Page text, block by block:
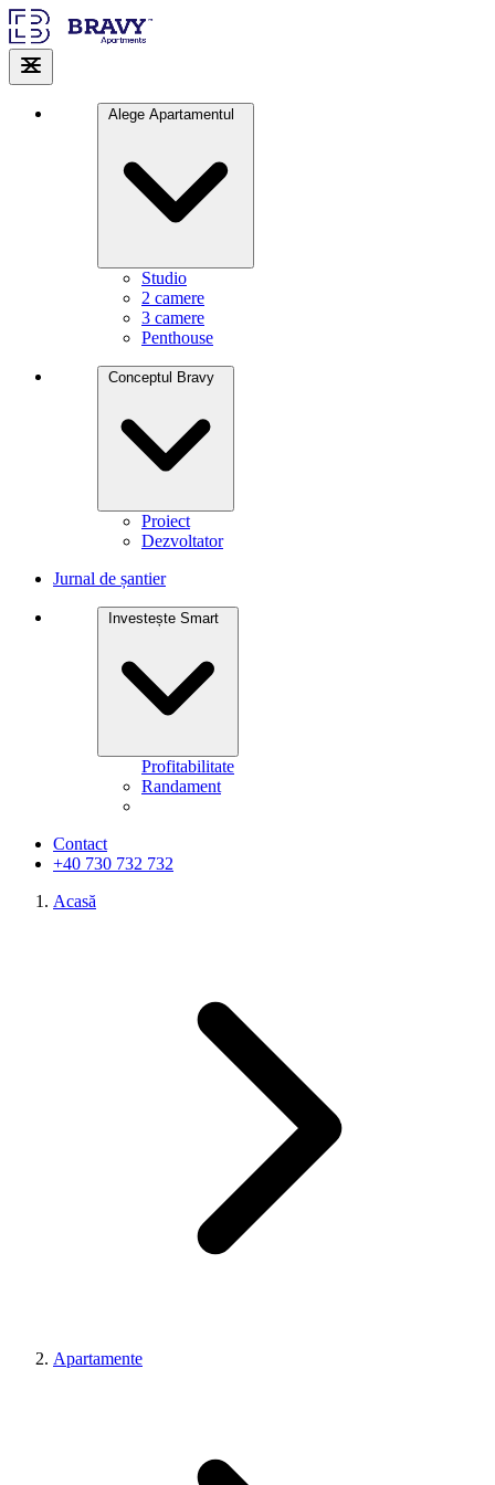
Alege Apartamentul
Studio
2 camere
3 camere
Penthouse
Conceptul Bravy
Proiect
Dezvoltator
Jurnal de șantier
Investește Smart
Profitabilitate
Randament
Contact
+40 730 732 732
Acasă
Apartamente